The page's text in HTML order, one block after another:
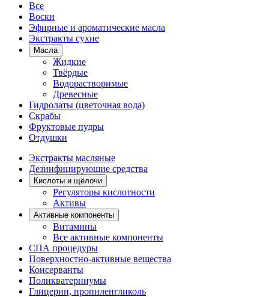
Все
Воски
Эфирные и ароматические масла
Экстракты сухие
Масла
Жидкие
Твёрдые
Водорастворимые
Древесные
Гидролаты (цветочная вода)
Скрабы
Фруктовые пудры
Отдушки
Экстракты масляные
Дезинфицирующие средства
Кислоты и щёлочи
Регуляторы кислотности
Активы
Активные компоненты
Витамины
Все активные компоненты
СПА процедуры
Поверхностно-активные вещества
Консерванты
Поликватерниумы
Глицерин, пропиленгликоль